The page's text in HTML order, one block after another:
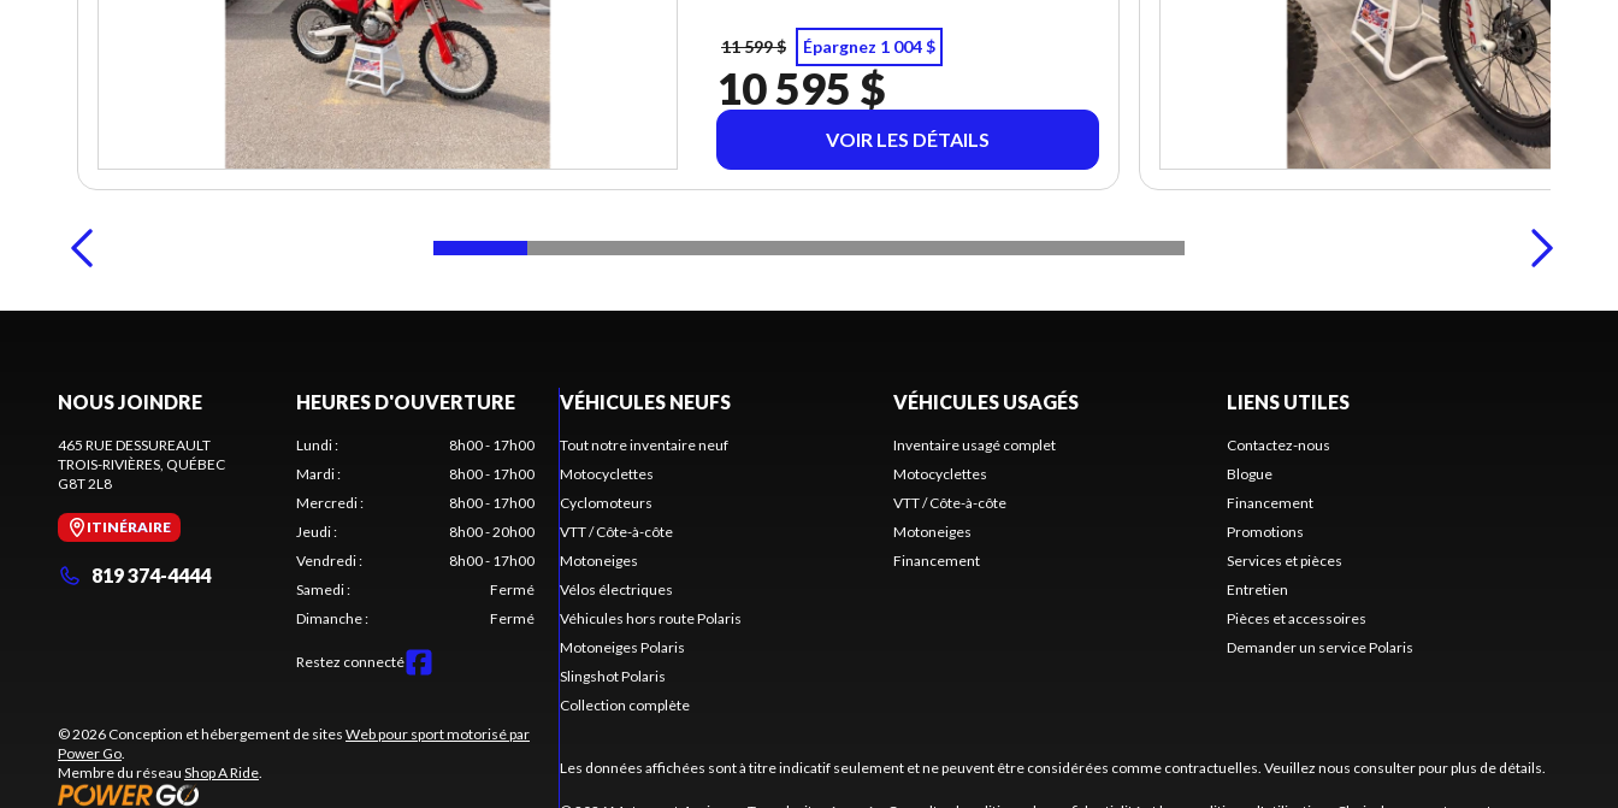
11 599 $ Épargnez 1 004 $
10 595 $
VOIR LES DÉTAILS
NOUS JOINDRE
465 RUE DESSUREAULT
TROIS-RIVIÈRES , QUÉBEC
G8T 2L8
ITINÉRAIRE
819 374-4444
HEURES D'OUVERTURE
Lundi:
8h00 - 17h00
Mardi:
8h00 - 17h00
Mercredi:
8h00 - 17h00
Jeudi:
8h00 - 20h00
Vendredi:
8h00 - 17h00
Samedi:
Fermé
Dimanche: Fermé
Restez connecté
© 2026 Conception et hébergement de sites Web pour sport motorisé par
Power Go
Membre du réseau Shop A Ride
VÉHICULES NEUFS
Tout notre inventaire neuf
Motocyclettes
Cyclomoteurs
VTT / Côte-à-côte
Motoneiges
Vélos électriques
Véhicules hors route Polaris
Motoneiges Polaris
Slingshot Polaris
Collection complète
VÉHICULES USAGÉS
Inventaire usagé complet
Motocyclettes
VTT / Côte-à-côte
Motoneiges
Financement
LIENS UTILES
Contactez-nous
Blogue
Financement
Promotions
Services et pièces
Entretien
Pièces et accessoires
Demander un service Polaris
Les données affichées sont à titre indicatif seulement et ne peuvent être considérées comme contractuelles. Veuillez nous consulter pour plus de détails.